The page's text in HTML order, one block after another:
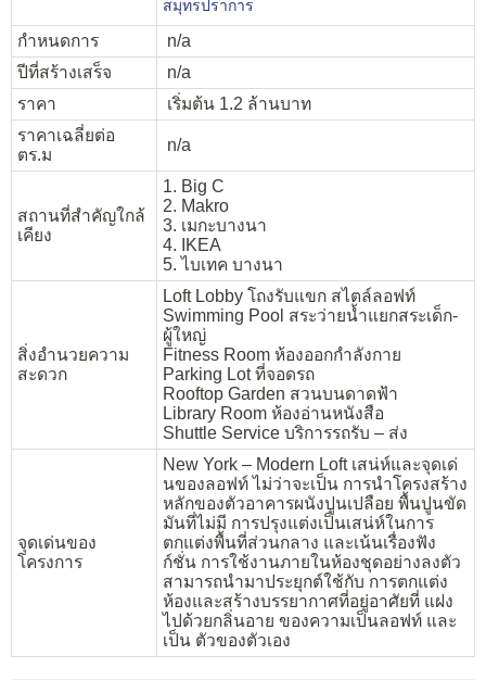
สมุทรปราการ
กำหนดการ
n/a
ปีที่สร้างเสร็จ
n/a
ราคา
เริ่มต้น 1.2 ล้านบาท
ราคาเฉลี่ยต่อ
ตร.ม
n/a
สถานที่สำคัญใกล้
เคียง
1. Big C
2. Makro
3. เมกะบางนา
4. IKEA
5. ไบเทค บางนา
สิ่งอำนวยความ
สะดวก
Loft Lobby โถงรับแขก สไตล์ลอฟท์
Swimming Pool สระว่ายน้ำแยกสระเด็ก-
ผู้ใหญ่
Fitness Room ห้องออกกำลังกาย
Parking Lot ที่จอดรถ
Rooftop Garden สวนบนดาดฟ้า
Library Room ห้องอ่านหนังสือ
Shuttle Service บริการรถรับ – ส่ง
จุดเด่นของ
โครงการ
New York – Modern Loft เสน่ห์และจุดเด่
นของลอฟท์ ไม่ว่าจะเป็น การนำโครงสร้าง
หลักของตัวอาคารผนังปูนเปลือย พื้นปูนขัด
มันที่ไม่มี การปรุงแต่งเป็นเสน่ห์ในการ
ตกแต่งพื้นที่ส่วนกลาง และเน้นเรื่องฟัง
ก์ชั่น การใช้งานภายในห้องชุดอย่างลงตัว
สามารถนำมาประยุกต์ใช้กับ การตกแต่ง
ห้องและสร้างบรรยากาศที่อยู่อาศัยที่ แฝง
ไปด้วยกลิ่นอาย ของความเป็นลอฟท์ และ
เป็น ตัวของตัวเอง